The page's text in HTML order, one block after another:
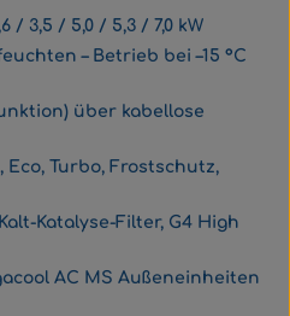
/ 3,5 / 5,0 / 5,3 / 7,0 kW
– Betrieb bei –15 °C
über kabellose
Eco, Turbo, Frostschutz,
Katalyse-Filter, G4 High
AC MS Außeneinheiten